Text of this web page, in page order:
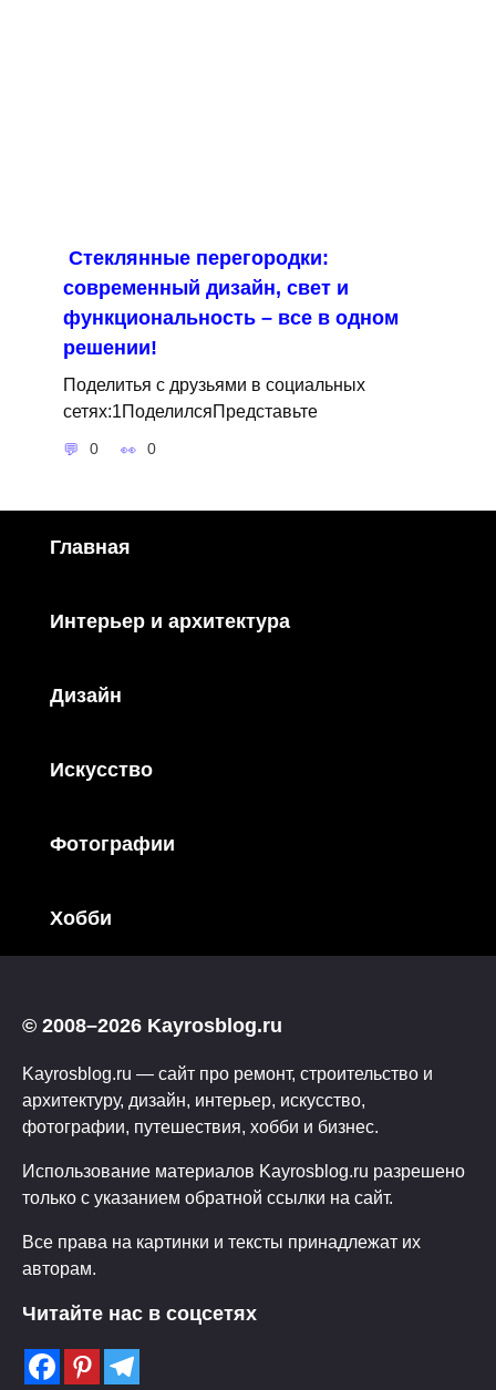
Стеклянные перегородки:
современный дизайн, свет и
функциональность – все в одном
решении!
Поделитья с друзьями в социальных
сетях:1ПоделилсяПредставьте
0 0
Главная
Интерьер и архитектура
Дизайн
Искусство
Фотографии
Хобби
© 2008–2026 Kayrosblog.ru
Kayrosblog.ru — сайт про ремонт, строительство и
архитектуру, дизайн, интерьер, искусство,
фотографии, путешествия, хобби и бизнес.
Использование материалов Kayrosblog.ru разрешено
только с указанием обратной ссылки на сайт.
Все права на картинки и тексты принадлежат их
авторам.
Читайте нас в соцсетях